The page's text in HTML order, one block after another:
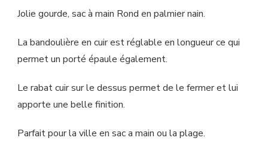
Jolie gourde, sac à main Rond en palmier nain.
La bandoulière en cuir est réglable en longueur ce qui
permet un porté épaule également.
Le rabat cuir sur le dessus permet de le fermer et lui
apporte une belle finition.
Parfait pour la ville en sac a main ou la plage.